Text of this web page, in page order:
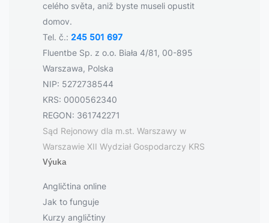
celého světa, aniž byste museli opustit
domov.
Tel. č.: 245 501 697
Fluentbe Sp. z o.o. Biała 4/81, 00-895
Warszawa, Polska
NIP: 5272738544
KRS: 0000562340
REGON: 361742271
Sąd Rejonowy dla m.st. Warszawy w
Warszawie XII Wydział Gospodarczy KRS
Výuka
Angličtina online
Jak to funguje
Kurzy angličtiny